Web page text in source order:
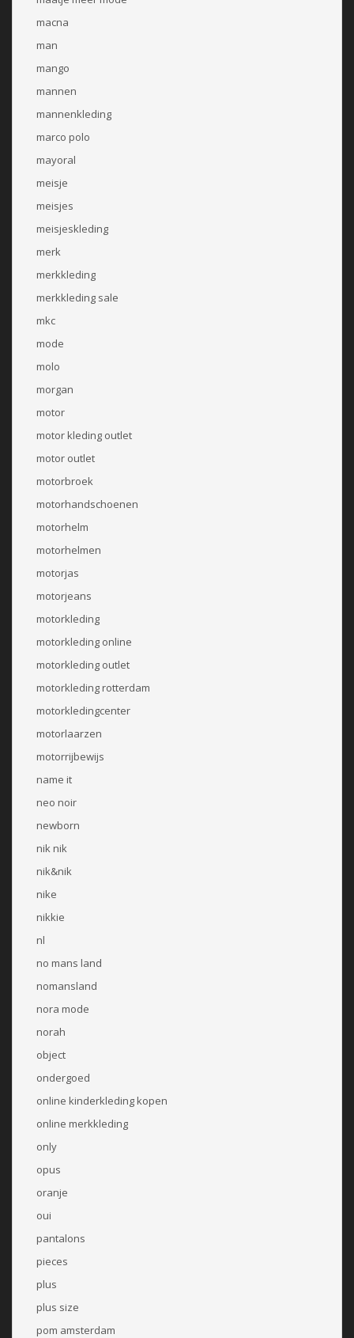
macna
man
mango
mannen
mannenkleding
marco polo
mayoral
meisje
meisjes
meisjeskleding
merk
merkkleding
merkkleding sale
mkc
mode
molo
morgan
motor
motor kleding outlet
motor outlet
motorbroek
motorhandschoenen
motorhelm
motorhelmen
motorjas
motorjeans
motorkleding
motorkleding online
motorkleding outlet
motorkleding rotterdam
motorkledingcenter
motorlaarzen
motorrijbewijs
name it
neo noir
newborn
nik nik
nik&nik
nike
nikkie
nl
no mans land
nomansland
nora mode
norah
object
ondergoed
online kinderkleding kopen
online merkkleding
only
opus
oranje
oui
pantalons
pieces
plus
plus size
pom amsterdam